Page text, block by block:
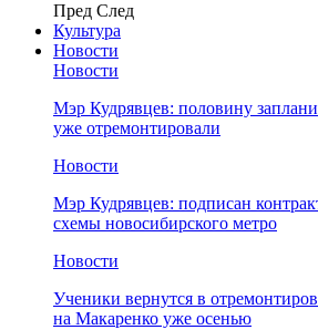
Пред След
Культура
Новости
Новости
Мэр Кудрявцев: половину
уже отремонтировали
Новости
Мэр Кудрявцев: подписан
схемы новосибирского метро
Новости
Ученики вернутся в
на Макаренко уже осенью